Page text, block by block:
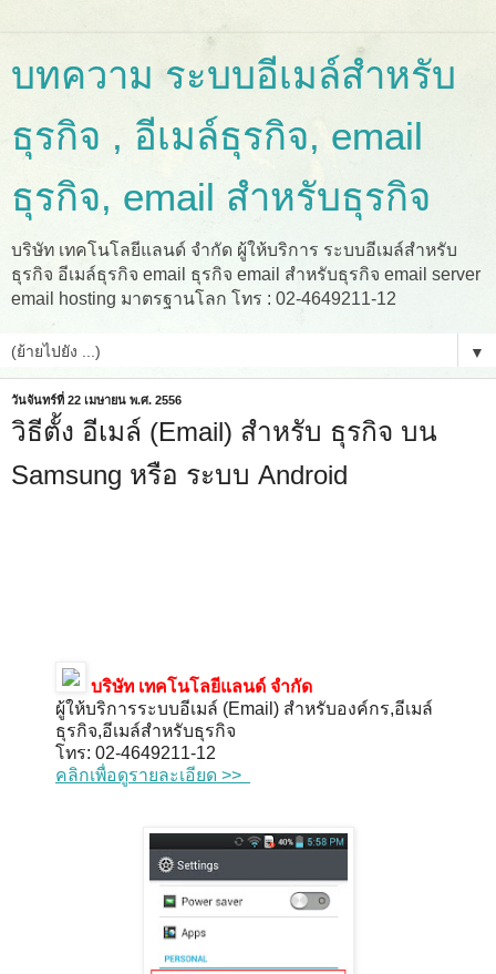
บทความ ระบบอีเมล์สำหรับ
ธุรกิจ , อีเมล์ธุรกิจ, email
ธุรกิจ, email สำหรับธุรกิจ
บริษัท เทคโนโลยีแลนด์ จำกัด ผู้ให้บริการ ระบบอีเมล์สำหรับ
ธุรกิจ อีเมล์ธุรกิจ email ธุรกิจ email สำหรับธุรกิจ email server
email hosting มาตรฐานโลก โทร : 02-4649211-12
▼
วันจันทร์ที่ 22 เมษายน พ.ศ. 2556
วิธีตั้ง อีเมล์ (Email) สำหรับ ธุรกิจ บน
Samsung หรือ ระบบ Android
บริษัท เทคโนโลยีแลนด์ จำกัด
ผู้ให้บริการระบบอีเมล์ (Email) สำหรับองค์กร,อีเมล์
ธุรกิจ,อีเมล์สำหรับธุรกิจ
โทร: 02-4649211-12
คลิกเพื่อดูรายละเอียด >>